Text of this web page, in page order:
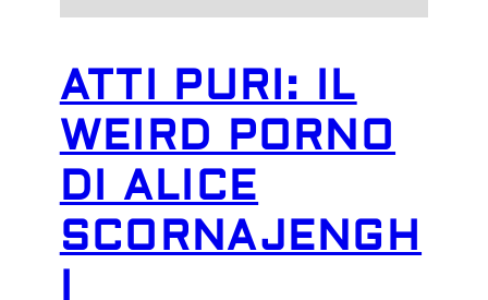
ATTI PURI: IL
WEIRD PORNO
DI ALICE
SCORNAJENGH